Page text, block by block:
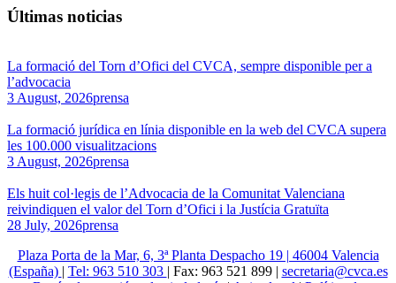
Últimas noticias
La formació del Torn d’Ofici del CVCA, sempre disponible per a
l’advocacia
3 August, 2026prensa
La formació jurídica en línia disponible en la web del CVCA supera
les 100.000 visualitzacions
3 August, 2026prensa
Els huit col·legis de l’Advocacia de la Comunitat Valenciana
reivindiquen el valor del Torn d’Ofici i la Justícia Gratuïta
28 July, 2026prensa
Plaza Porta de la Mar, 6, 3ª Planta Despacho 19 | 46004 Valencia
(España) | Tel: 963 510 303 | Fax: 963 521 899 | secretaria@cvca.es